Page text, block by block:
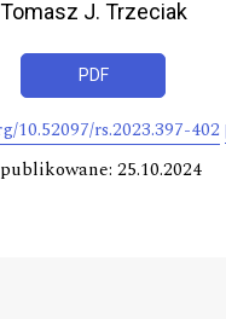
Tomasz J. Trzeciak
PDF
10.52097/rs.2023.397-402
25.10.2024